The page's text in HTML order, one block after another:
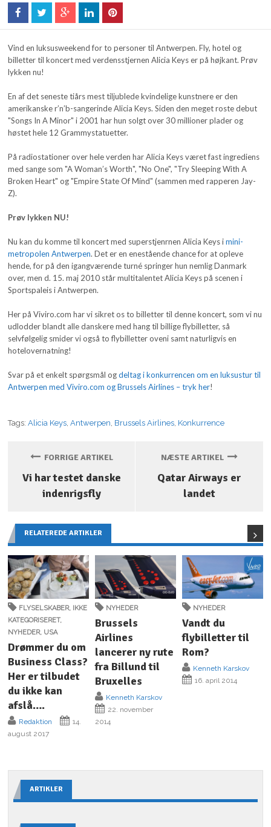
Vind en luksusweekend for to personer til Antwerpen. Fly, hotel og
billetter til koncert med verdensstjernen Alicia Keys er på højkant. Prøv
lykken nu!
En af det seneste tiårs mest tiljublede kvindelige kunstnere er den
amerikanske r’n’b-sangerinde Alicia Keys. Siden den meget roste debut
"Songs In A Minor" i 2001 har hun solgt over 30 millioner plader og
høstet hele 12 Grammystatuetter.
På radiostationer over hele verden har Alicia Keys været fast ingrediens
med sange som "A Woman’s Worth", "No One", "Try Sleeping With A
Broken Heart" og "Empire State Of Mind" (sammen med rapperen Jay-
Z).
Prøv lykken NU!
Nu kan du komme til koncert med superstjenrnen Alicia Keys imini-
metropolen Antwerpen. Det er en enestående chance for at opleve
hende, for på den igangværende turné springer hun nemlig Danmark
over, men d. 15. maj 2010 står multitalentet Alicia Keys på scenen i
Sportspaleis i Antwerpen.
Her på Viviro.com har vi sikret os to billetter til denne koncert, som vi nu
udlodder blandt alle danskere med hang til billige flybilletter, så
selvfølgelig smider vi også to flybilletter oveni samt naturligvis en
hotelovernatning!
Svar på et enkelt spørgsmål ogdeltag i konkurrencen om en luksustur til
Antwerpen med Viviro.com og Brussels Airlines – tryk her!
Tags:Alicia Keys,Antwerpen, Brussels Airlines, Konkurrence
FORRIGE ARTIKEL
Vi har testet danske
indenrigsfly
NÆSTE ARTIKEL
Qatar Airways er
landet
RELATEREDE ARTIKLER
FLYSELSKABER, IKKE
KATEGORISERET,
NYHEDER, USA
Drømmer du om
Business Class?
Her er tilbudet
du ikke kan
afslå….
Redaktion
14.
august 2017
NYHEDER
Brussels
Airlines
lancerer ny rute
fra Billund til
Bruxelles
Kenneth Karskov
22. november
2014
NYHEDER
Vandt du
flybilletter til
Rom?
Kenneth Karskov
16. april 2014
ARTIKLER